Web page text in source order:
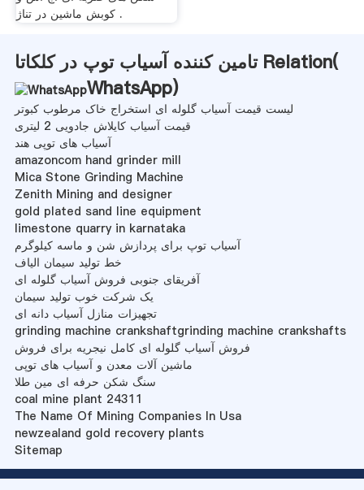
کوبش ماشین در تناژ .
تامین کننده آسیاب توپ در کلکاتا Relation(
WhatsApp)
لیست قیمت آسیاب گلوله ای استخراج خاک مرطوب کبوتر
قیمت آسیاب کایلاش جادویی 2 لیتری
آسیاب های توپی هند
amazoncom hand grinder mill
Mica Stone Grinding Machine
Zenith Mining and designer
gold plated sand line equipment
limestone quarry in karnataka
آسیاب توپ برای پردازش شن و ماسه کیلوگرم
خط تولید سیمان الیاف
آفریقای جنوبی فروش آسیاب گلوله ای
یک شرکت خوب تولید سیمان
تجهیزات منازل آسیاب دانه ای
grinding machine crankshaftgrinding machine crankshafts
فروش آسیاب گلوله ای کامل نیجریه برای فروش
ماشین آلات معدن و آسیاب های توپی
سنگ شکن حرفه ای مین طلا
coal mine plant 24311
The Name Of Mining Companies In Usa
newzealand gold recovery plants
Sitemap